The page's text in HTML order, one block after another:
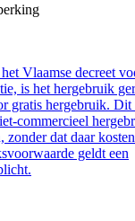
Vlaamse decreet
is het hergebruik
gratis hergebruik. Dit
commercieel
zonder dat daar
geldt een